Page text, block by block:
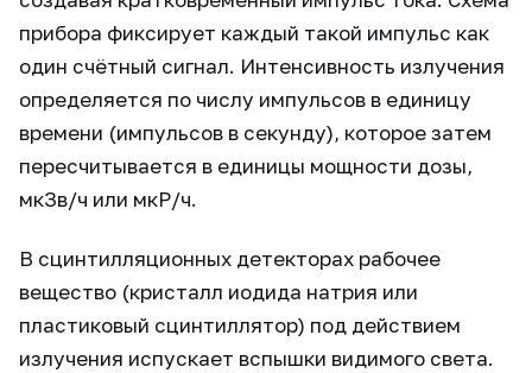
прибора фиксирует каждый такой импульс как
один счётный сигнал. Интенсивность излучения
определяется по числу импульсов в единицу
времени (импульсов в секунду), которое затем
пересчитывается в единицы мощности дозы,
мкЗв/ч или мкР/ч.
В сцинтилляционных детекторах рабочее
вещество (кристалл иодида натрия или
пластиковый сцинтиллятор) под действием
излучения испускает вспышки видимого света.